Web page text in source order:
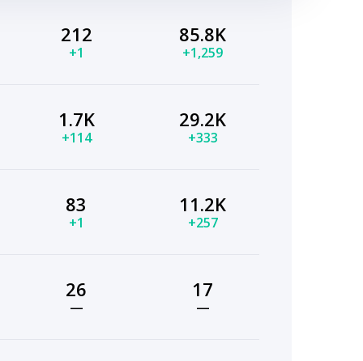
212
+1
85.8K
+1,259
1.7K
+114
29.2K
+333
83
+1
11.2K
+257
26
—
17
—